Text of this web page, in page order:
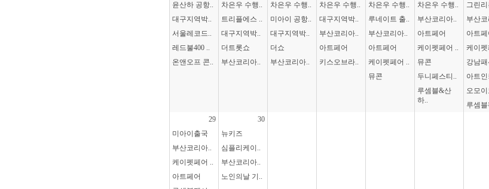
윤산하 공항..
대구지역박..
서울레코드..
레드불400 ..
온앤오프 콘..
차은우 수행..
트리플에스 ..
대구지역박..
더트롯쇼
부산코리아..
차은우 수행..
미아이 공항..
대구지역박..
더쇼
부산코리아..
차은우 수행..
대구지역박..
부산코리아..
아트페어
키스오브라..
차은우 수행..
루네이트 출..
부산코리아..
아트페어
케이펫페어 ..
뮤콘
차은우 수행..
부산코리아..
아트페어
케이펫페어 ..
뮤콘
두니페스티..
루셈블&산
하..
그린
부산
아트페
케이펫
강남
아트인
오모
루셈
29
미아이출국
부산코리아..
케이펫페어 ..
아트페어
30
뉴키즈
심플리케이..
부산코리아..
노인의날 기..